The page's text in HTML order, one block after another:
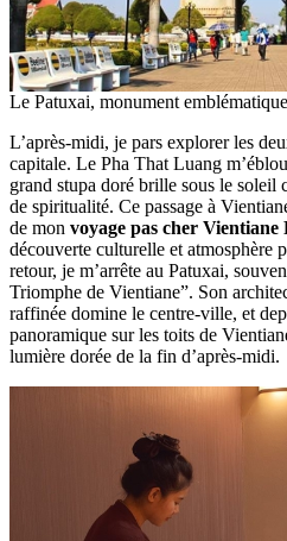
Le Patuxai, monument
L’après-midi, je pars explorer les
capitale. Le Pha That Luang
grand stupa doré brille sous le soleil
de spiritualité. Ce passage à
de mon voyage pas cher Vientiane
découverte culturelle et atmosphère
retour, je m’arrête au Patuxai,
Triomphe de Vientiane”. Son
raffinée domine le centre-ville, et
panoramique sur les toits de
lumière dorée de la fin d’après-midi.